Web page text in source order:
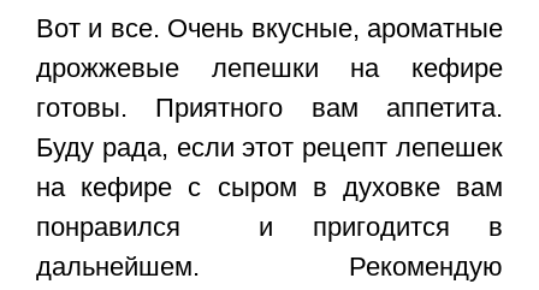
Вот и все. Очень вкусные, ароматные
дрожжевые лепешки на кефире
готовы. Приятного вам аппетита.
Буду рада, если этот рецепт лепешек
на кефире с сыром в духовке вам
понравился и пригодится в
дальнейшем. Рекомендую